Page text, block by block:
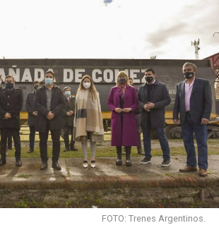
FOTO: Trenes Argentinos.